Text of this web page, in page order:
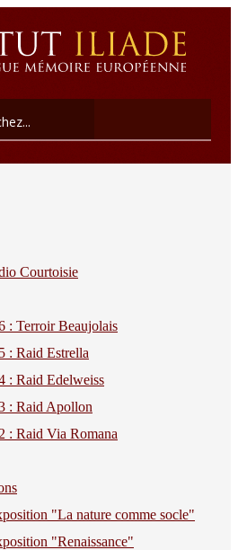
Courtoisie
: Terroir Beaujolais
: Raid Estrella
: Raid Edelweiss
: Raid Apollon
: Raid Via Romana
"La nature comme socle"
"Renaissance"